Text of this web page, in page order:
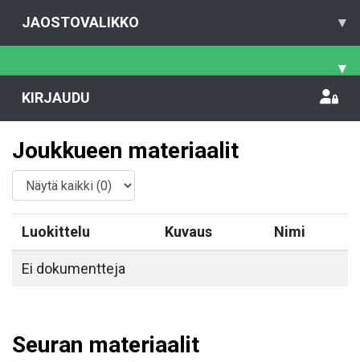
JAOSTOVALIKKO ▾
▾
KIRJAUDU
Joukkueen materiaalit
Luokittelu Kuvaus Nimi
Ei dokumentteja
Seuran materiaalit